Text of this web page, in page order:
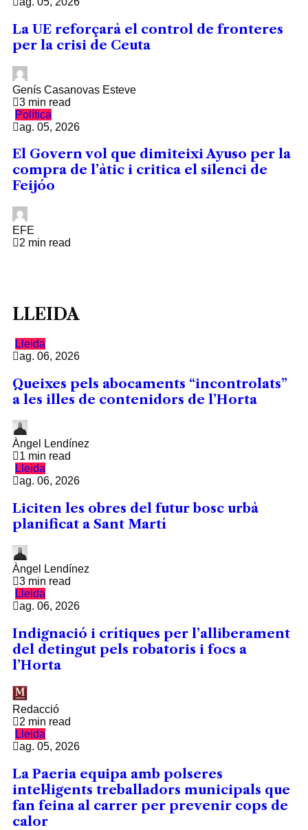
La UE reforçarà el control de fronteres
per la crisi de Ceuta
Genís Casanovas Esteve
3 min read
Política
ag. 05, 2026
El Govern vol que dimiteixi Ayuso per la
compra de l’àtic i critica el silenci de
Feijóo
EFE
2 min read
LLEIDA
Lleida
ag. 06, 2026
Queixes pels abocaments “incontrolats”
a les illes de contenidors de l’Horta
Àngel Lendínez
1 min read
Lleida
ag. 06, 2026
Liciten les obres del futur bosc urbà
planificat a Sant Martí
Àngel Lendínez
3 min read
Lleida
ag. 06, 2026
Indignació i crítiques per l’alliberament
del detingut pels robatoris i focs a
l’Horta
Redacció
2 min read
Lleida
ag. 05, 2026
La Paeria equipa amb polseres
intel·ligents treballadors municipals que
fan feina al carrer per prevenir cops de
calor